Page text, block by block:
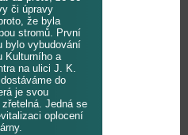
či úpravy
že byla
stromů. První
bylo vybudování
Kulturního a
na ulici J. K.
do
je svou
Jedná se
oplocení